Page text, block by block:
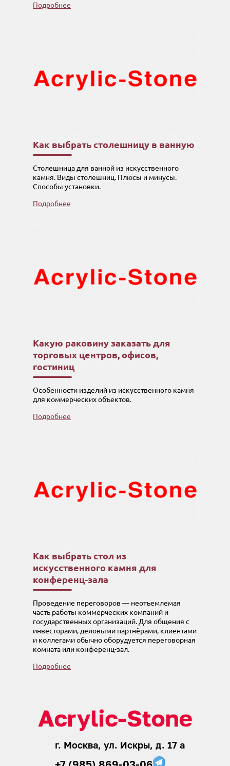
Подробнее
Как выбрать столешницу в ванную
Столешница для ванной из искусственного
камня. Виды столешниц. Плюсы и минусы.
Способы установки.
Подробнее
Какую раковину заказать для
торговых центров, офисов,
гостиниц
Особенности изделий из искусственного камня
для коммерческих объектов.
Подробнее
Как выбрать стол из
искусственного камня для
конференц-зала
Проведение переговоров — неотъемлемая
часть работы коммерческих компаний и
государственных организаций. Для общения с
инвесторами, деловыми партнёрами, клиентами
и коллегами обычно оборудуется переговорная
комната или конференц-зал.
Подробнее
г. Москва, ул. Искры, д. 17 а